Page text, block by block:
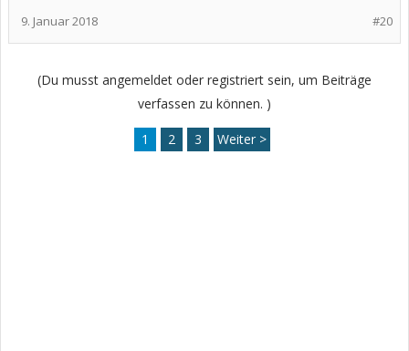
#20
9. Januar 2018
(Du musst angemeldet oder registriert sein, um Beiträge
verfassen zu können. )
1 2 3 Weiter >